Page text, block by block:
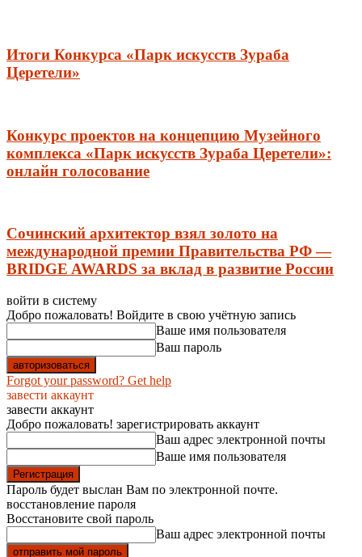
Итоги Конкурса «Парк искусств Зураба
Церетели»
Конкурс проектов на концепцию Музейного
комплекса «Парк искусств Зураба Церетели»:
онлайн голосование
Сочинский архитектор взял золото на
международной премии Правительства РФ —
BRIDGE AWARDS за вклад в развитие России
войти в систему
Добро пожаловать! Войдите в свою учётную запись
Ваше имя пользователя
Ваш пароль
Forgot your password? Get help
завести аккаунт
завести аккаунт
Добро пожаловать! зарегистрировать аккаунт
Ваш адрес электронной почты
Ваше имя пользователя
Пароль будет выслан Вам по электронной почте.
восстановление пароля
Восстановите свой пароль
Ваш адрес электронной почты